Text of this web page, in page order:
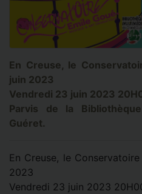
En Creuse, le
juin 2023
Vendredi 23 juin 2023
Parvis de la
Guéret.
En Creuse, le
2023
Vendredi 23 juin 2023